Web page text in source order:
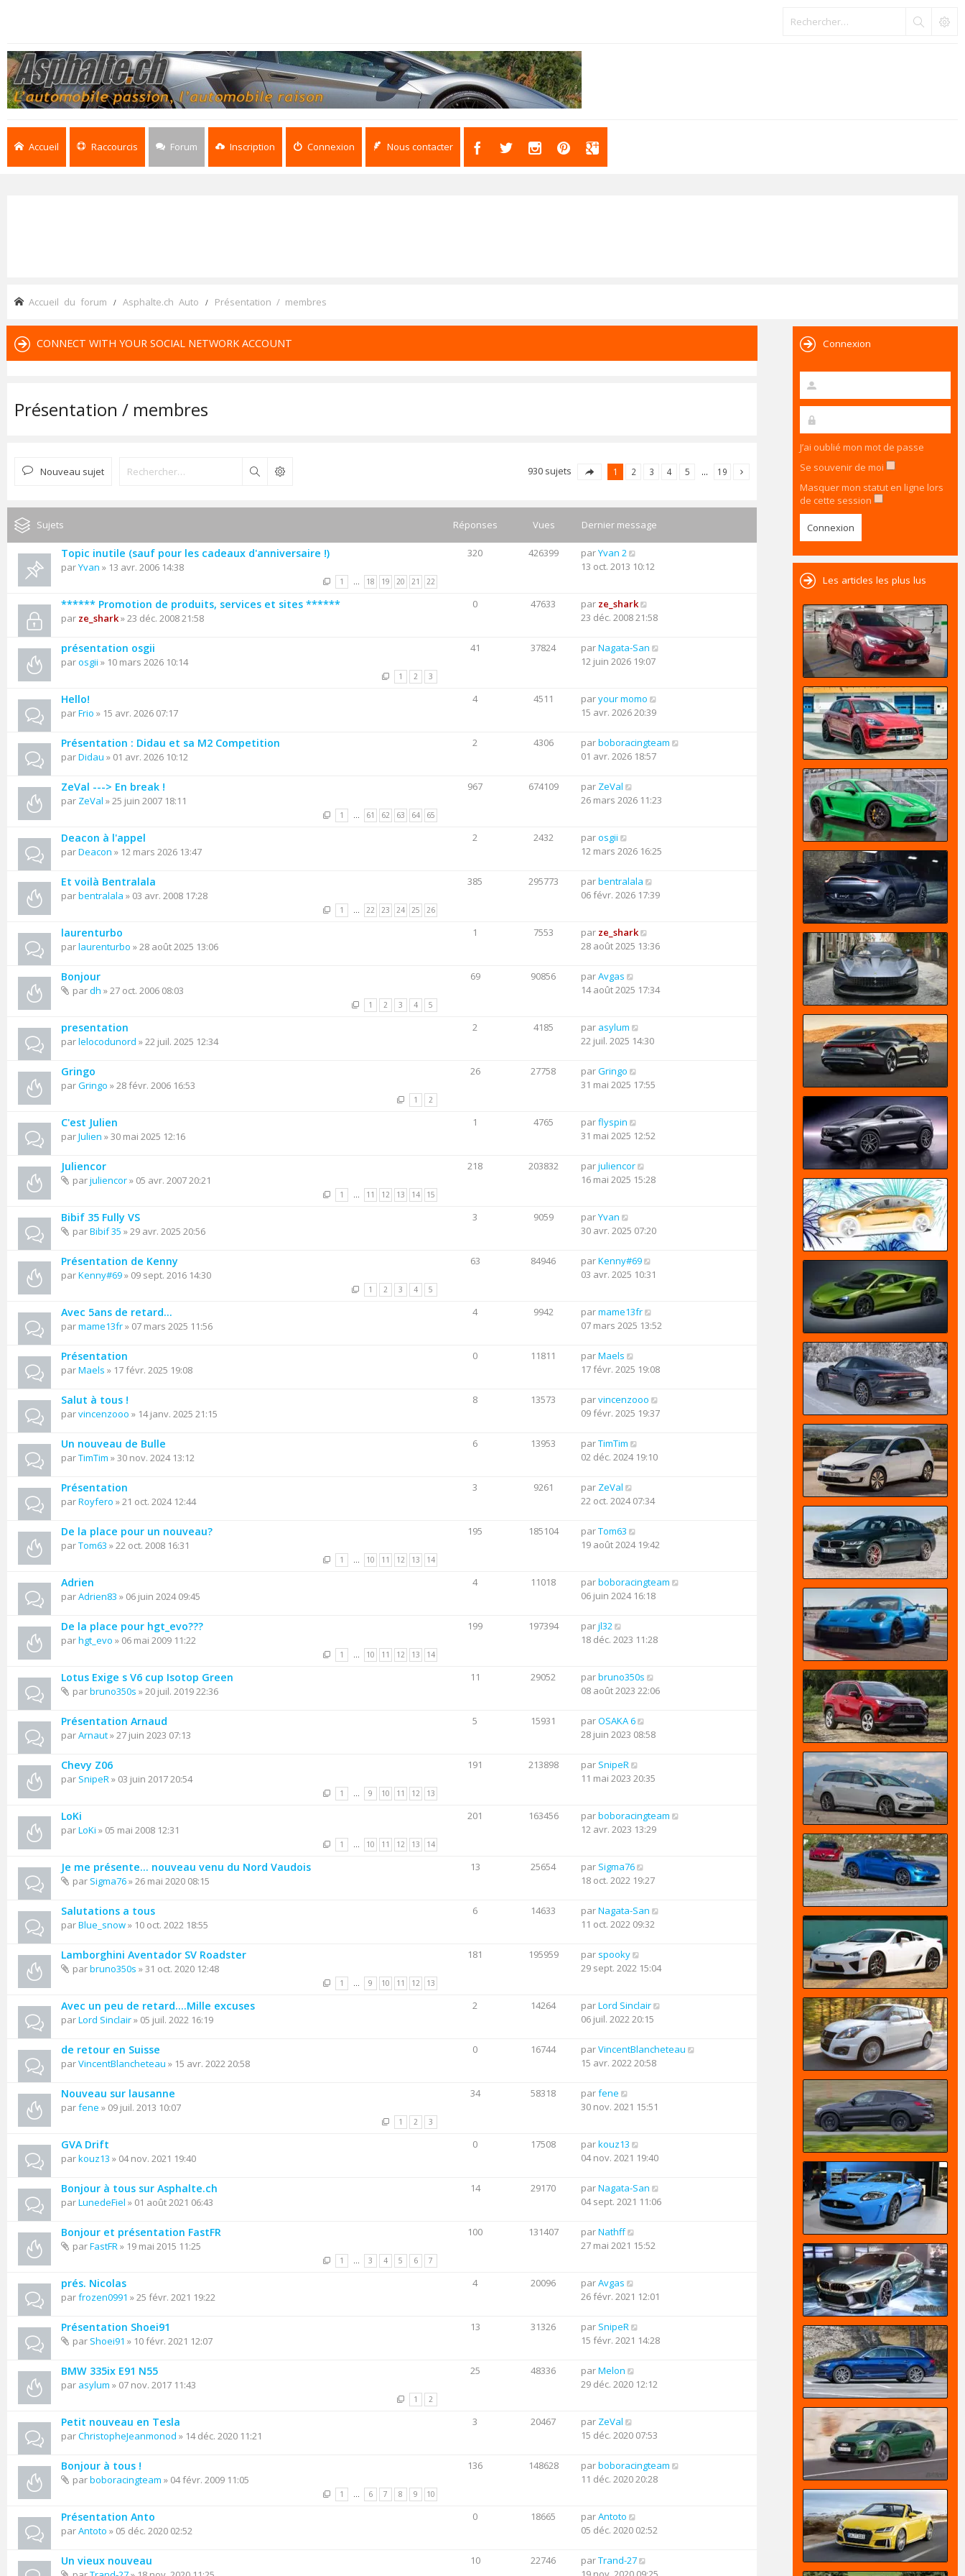
Accueil Raccourcis Forum Inscription Connexion Nous contacter
Accueil du forum Asphalte.ch Auto Présentation / membres
CONNECT WITH YOUR SOCIAL NETWORK ACCOUNT
Présentation / membres
Nouveau sujet Rechercher 930 sujets 1 2 3 4 5 … 19
Sujets Réponses Vues Dernier message
Topic inutile (sauf pour les cadeaux d'anniversaire !)
parYvan » 13 avr. 2006 14:38
1 … 18 19 20 21 22
320 426399 parYvan 2
13 oct. 2013 10:12
****** Promotion de produits, services et sites ******
par ze_shark» 23 déc. 2008 21:58
0 47633 par ze_shark
23 déc. 2008 21:58
présentation osgii
parosgii » 10 mars 2026 10:14
1 2 3
41 37824 parNagata-San
12 juin 2026 19:07
Hello!
parFrio » 15 avr. 2026 07:17
4 4511 paryour momo
15 avr. 2026 20:39
Présentation : Didau et sa M2 Competition
parDidau » 01 avr. 2026 10:12
2 4306 parboboracingteam
01 avr. 2026 18:57
ZeVal ---> En break !
par ZeVal » 25 juin 2007 18:11
1 … 61 62 63 64 65
967 674109 par ZeVal
26 mars 2026 11:23
Deacon à l'appel
parDeacon » 12 mars 2026 13:47
2 2432 parosgii
12 mars 2026 16:25
Et voilà Bentralala
parbentralala » 03 avr. 2008 17:28
1 … 22 23 24 25 26
385 295773 parbentralala
06 févr. 2026 17:39
laurenturbo
parlaurenturbo » 28 août 2025 13:06
1 7553 par ze_shark
28 août 2025 13:36
Bonjour
pardh » 27 oct. 2006 08:03
1 2 3 4 5
69 90856 parAvgas
14 août 2025 17:34
presentation
parlelocodunord » 22 juil. 2025 12:34
2 4185 par asylum
22 juil. 2025 14:30
Gringo
parGringo » 28 févr. 2006 16:53
1 2
26 27758 parGringo
31 mai 2025 17:55
C'est Julien
parJulien » 30 mai 2025 12:16
1 4765 parflyspin
31 mai 2025 12:52
Juliencor
parjuliencor» 05 avr. 2007 20:21
1 … 11 12 13 14 15
218 203832 parjuliencor
16 mai 2025 15:28
Bibif 35 Fully VS
parBibif 35 » 29 avr. 2025 20:56
3 9059 parYvan
30 avr. 2025 07:20
Présentation de Kenny
parKenny#69» 09 sept. 2016 14:30
1 2 3 4 5
63 84946 parKenny#69
03 avr. 2025 10:31
Avec 5ans de retard...
parmame13fr» 07 mars 2025 11:56
4 9942 parmame13fr
07 mars 2025 13:52
Présentation
parMaels » 17 févr. 2025 19:08
0 11811 parMaels
17 févr. 2025 19:08
Salut à tous !
parvincenzooo » 14 janv. 2025 21:15
8 13573 parvincenzooo
09 févr. 2025 19:37
Un nouveau de Bulle
parTimTim » 30 nov. 2024 13:12
6 13953 parTimTim
02 déc. 2024 19:10
Présentation
parRoyfero » 21 oct. 2024 12:44
3 9261 par ZeVal
22 oct. 2024 07:34
De la place pour un nouveau?
parTom63 » 22 oct. 2008 16:31
1 … 10 11 12 13 14
195 185104 parTom63
19 août 2024 19:42
Adrien
parAdrien83 » 06 juin 2024 09:45
4 11018 parboboracingteam
06 juin 2024 16:18
De la place pour hgt_evo???
parhgt_evo » 06 mai 2009 11:22
1 … 10 11 12 13 14
199 197394 parjl32
18 déc. 2023 11:28
Lotus Exige s V6 cup Isotop Green
parbruno350s » 20 juil. 2019 22:36
11 29052 parbruno350s
08 août 2023 22:06
Présentation Arnaud
parArnaut» 27 juin 2023 07:13
5 15931 parOSAKA 6
28 juin 2023 08:58
Chevy Z06
par SnipeR» 03 juin 2017 20:54
1 … 9 10 11 12 13
191 213898 par SnipeR
11 mai 2023 20:35
LoKi
parLoKi » 05 mai 2008 12:31
1 … 10 11 12 13 14
201 163456 parboboracingteam
12 avr. 2023 13:29
Je me présente... nouveau venu du Nord Vaudois
par Sigma76» 26 mai 2020 08:15
13 25654 par Sigma76
18 oct. 2022 19:27
Salutations a tous
parBlue_snow» 10 oct. 2022 18:55
6 14633 parNagata-San
11 oct. 2022 09:32
Lamborghini Aventador SV Roadster
parbruno350s » 31 oct. 2020 12:48
1 … 9 10 11 12 13
181 195959 par spooky
29 sept. 2022 15:04
Avec un peu de retard....Mille excuses
parLord Sinclair» 05 juil. 2022 16:19
2 14264 parLord Sinclair
06 juil. 2022 20:15
de retour en Suisse
parVincentBlancheteau » 15 avr. 2022 20:58
0 16744 parVincentBlancheteau
15 avr. 2022 20:58
Nouveau sur lausanne
parfene » 09 juil. 2013 10:07
1 2 3
34 58318 parfene
30 nov. 2021 15:51
GVA Drift
parkouz13 » 04 nov. 2021 19:40
0 17508 parkouz13
04 nov. 2021 19:40
Bonjour à tous sur Asphalte.ch
parLunedeFiel » 01 août 2021 06:43
14 29170 parNagata-San
04 sept. 2021 11:06
Bonjour et présentation FastFR
parFastFR» 19 mai 2015 11:25
1 … 3 4 5 6 7
100 131407 parNathff
27 mai 2021 15:52
prés. Nicolas
parfrozen0991 » 25 févr. 2021 19:22
4 20096 parAvgas
26 févr. 2021 12:01
Présentation Shoei91
par Shoei91 » 10 févr. 2021 12:07
13 31326 par SnipeR
15 févr. 2021 14:28
BMW 335ix E91 N55
par asylum » 07 nov. 2017 11:43
1 2
25 48336 parMelon
29 déc. 2020 12:12
Petit nouveau en Tesla
parChristopheJeanmonod » 14 déc. 2020 11:21
3 20467 par ZeVal
15 déc. 2020 07:53
Bonjour à tous !
parboboracingteam » 04 févr. 2009 11:05
1 … 6 7 8 9 10
136 148628 parboboracingteam
11 déc. 2020 20:28
Présentation Anto
parAntoto » 05 déc. 2020 02:52
0 18665 parAntoto
05 déc. 2020 02:52
Un vieux nouveau 10 22746 parTrand-27
Connexion
J’ai oublié mon mot de passe
Se souvenir de moi
Masquer mon statut en ligne lors
de cette session
Les articles les plus lus